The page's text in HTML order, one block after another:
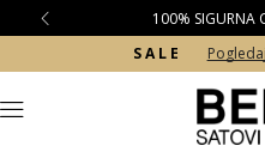
100% SIGURNA
S A L E